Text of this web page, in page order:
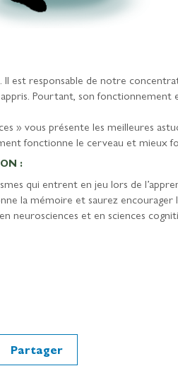
Il est responsable de notre
Pourtant, son fonctionnement
» vous présente les meilleures
fonctionne le cerveau et mieux
:
qui entrent en jeu lors de
la mémoire et saurez encourager
neurosciences et en sciences
Partager